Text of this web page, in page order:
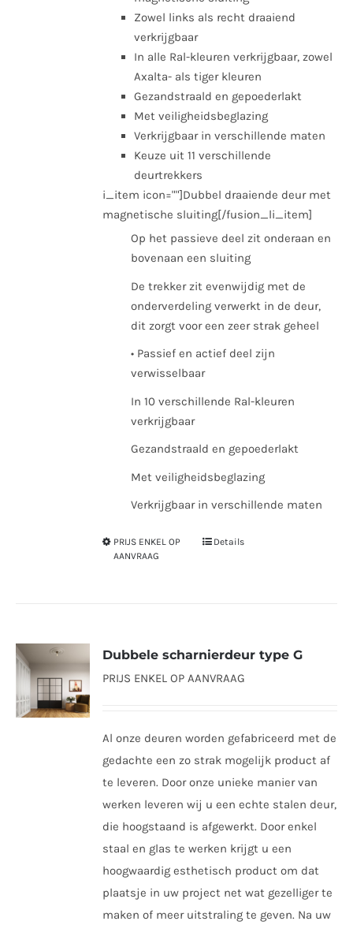
Zowel links als recht draaiend
verkrijgbaar
In alle Ral-kleuren verkrijgbaar, zowel
Axalta- als tiger kleuren
Gezandstraald en gepoederlakt
Met veiligheidsbeglazing
Verkrijgbaar in verschillende maten
Keuze uit 11 verschillende
deurtrekkers
i_item icon=""]Dubbel draaiende deur met
magnetische sluiting[/fusion_li_item]
Op het passieve deel zit onderaan en
bovenaan een sluiting
De trekker zit evenwijdig met de
onderverdeling verwerkt in de deur,
dit zorgt voor een zeer strak geheel
• Passief en actief deel zijn
verwisselbaar
In 10 verschillende Ral-kleuren
verkrijgbaar
Gezandstraald en gepoederlakt
Met veiligheidsbeglazing
Verkrijgbaar in verschillende maten
PRIJS ENKEL OP
AANVRAAG
Dit
Deze
optie
worden
op
de
productpagina
Details
Dubbele scharnierdeur type G
PRIJS ENKEL OP AANVRAAG
Al onze deuren worden gefabriceerd met de
gedachte een zo strak mogelijk product af
te leveren. Door onze unieke manier van
werken leveren wij u een echte stalen deur,
die hoogstaand is afgewerkt. Door enkel
staal en glas te werken krijgt u een
hoogwaardig esthetisch product om dat
plaatsje in uw project net wat gezelliger te
maken of meer uitstraling te geven. Na uw